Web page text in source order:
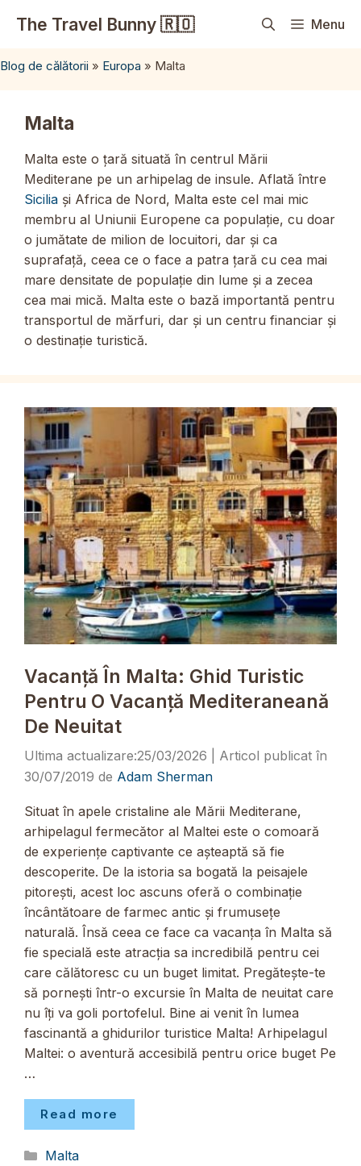
The Travel Bunny 🇷🇴 Menu
Blog de călătorii » Europa » Malta
Malta
Malta este o țară situată în centrul Mării
Mediterane pe un arhipelag de insule. Aflată între
Sicilia și Africa de Nord, Malta este cel mai mic
membru al Uniunii Europene ca populație, cu doar
o jumătate de milion de locuitori, dar și ca
suprafață, ceea ce o face a patra țară cu cea mai
mare densitate de populație din lume și a zecea
cea mai mică. Malta este o bază importantă pentru
transportul de mărfuri, dar și un centru financiar și
o destinație turistică.
Vacanță În Malta: Ghid Turistic
Pentru O Vacanță Mediteraneană
De Neuitat
25/03/2026
30/07/2019 de Adam Sherman
Situat în apele cristaline ale Mării Mediterane,
arhipelagul fermecător al Maltei este o comoară
de experiențe captivante ce așteaptă să fie
descoperite. De la istoria sa bogată la peisajele
pitorești, acest loc ascuns oferă o combinație
încântătoare de farmec antic și frumusețe
naturală. Însă ceea ce face ca vacanța în Malta să
fie specială este atracția sa incredibilă pentru cei
care călătoresc cu un buget limitat. Pregătește-te
să pornești într-o excursie în Malta de neuitat care
nu îți va goli portofelul. Bine ai venit în lumea
fascinantă a ghidurilor turistice Malta! Arhipelagul
Maltei: o aventură accesibilă pentru orice buget Pe
…
Read more
Categorii
Malta